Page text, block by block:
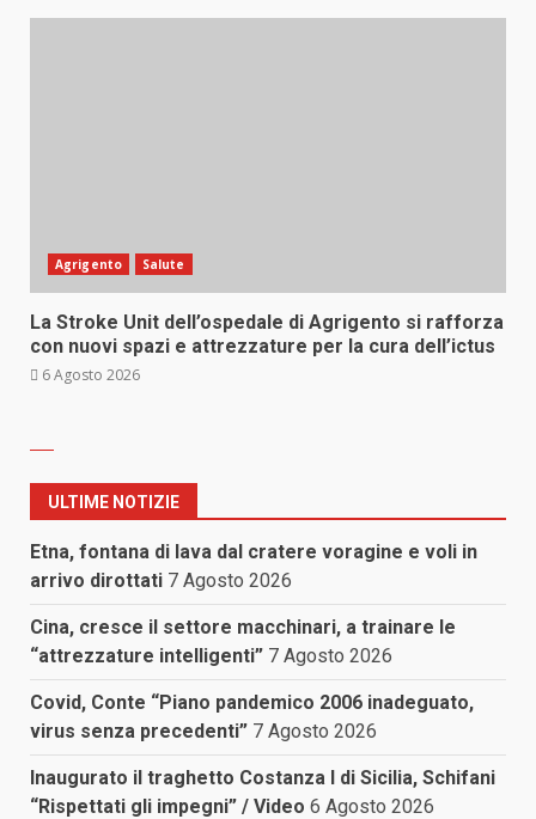
Agrigento Salute
La Stroke Unit dell’ospedale di Agrigento si rafforza
con nuovi spazi e attrezzature per la cura dell’ictus
6 Agosto 2026
ULTIME NOTIZIE
Etna, fontana di lava dal cratere voragine e voli in
arrivo dirottati 7 Agosto 2026
Cina, cresce il settore macchinari, a trainare le
“attrezzature intelligenti” 7 Agosto 2026
Covid, Conte “Piano pandemico 2006 inadeguato,
virus senza precedenti” 7 Agosto 2026
Inaugurato il traghetto Costanza I di Sicilia, Schifani
“Rispettati gli impegni” / Video 6 Agosto 2026